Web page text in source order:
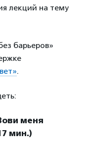
лекций на тему
барьеров»
.
меня
мин.)